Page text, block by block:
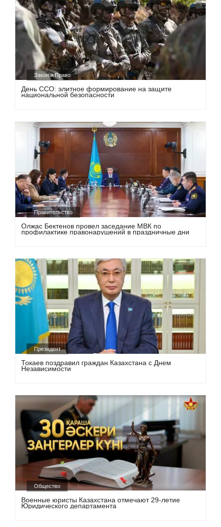
Закон и Право
День ССО: элитное формирование на защите
национальной безопасности
Правительство
Олжас Бектенов провел заседание МВК по
профилактике правонарушений в праздничные дни
Президент
Токаев поздравил граждан Казахстана с Днем
Независимости
Общество
Военные юристы Казахстана отмечают 29-летие
Юридического департамента